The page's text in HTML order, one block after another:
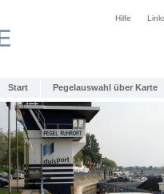
Hilfe
Start Pegelauswahl über Karte